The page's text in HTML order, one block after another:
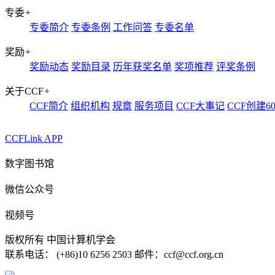
专委+
专委简介 专委条例 工作问答 专委名单
奖励+
奖励动态 奖励目录 历年获奖名单 奖项推荐 评奖条例
关于CCF+
CCF简介 组织机构 规章 服务项目 CCF大事记 CCF创建
CCFLink APP
数字图书馆
微信公众号
视频号
版权所有 中国计算机学会
联系电话： (+86)10 6256 2503 邮件：ccf@ccf.org.cn